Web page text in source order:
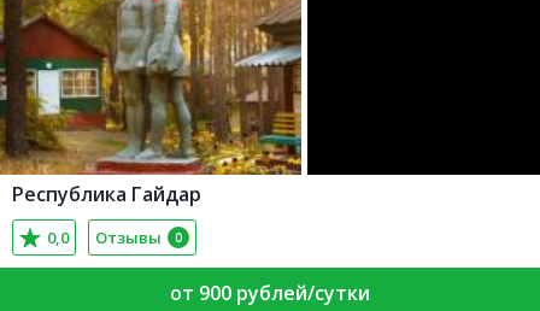
Республика Гайдар
0,0 Отзывы 0
от 900 рублей/сутки